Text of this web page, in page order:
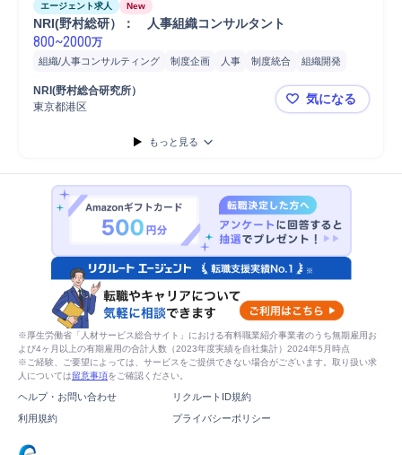
エージェント求人 New
NRI(野村総研）：　人事組織コンサルタント
800~2000万
組織/人事コンサルティング 制度企画 人事 制度統合
組織開発
導入支援
コンサルタント
NRI(野村総合研究所）
東京都港区
NRI(野村総
気になる
もっと見る
※厚生労働省「人材サービス総合サイト」における有料職業紹介事業者のうち無期雇用お
よび4ヶ月以上の有期雇用の合計人数（2023年度実績を自社集計）2024年5月時点
※ご経験、ご要望によっては、サービスをご提供できない場合がございます。取り扱い求
人については留意事項をご確認ください。
ヘルプ・お問い合わせ
リクルートID規約
利用規約
プライバシーポリシー